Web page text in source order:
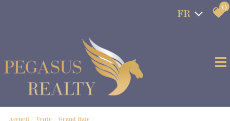
FR 0
Accueil Vente
Grand Baie